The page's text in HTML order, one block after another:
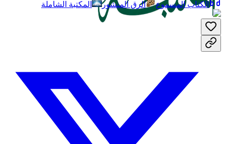
الكتاب المسموع الرق المنشور المكتبة الشاملة